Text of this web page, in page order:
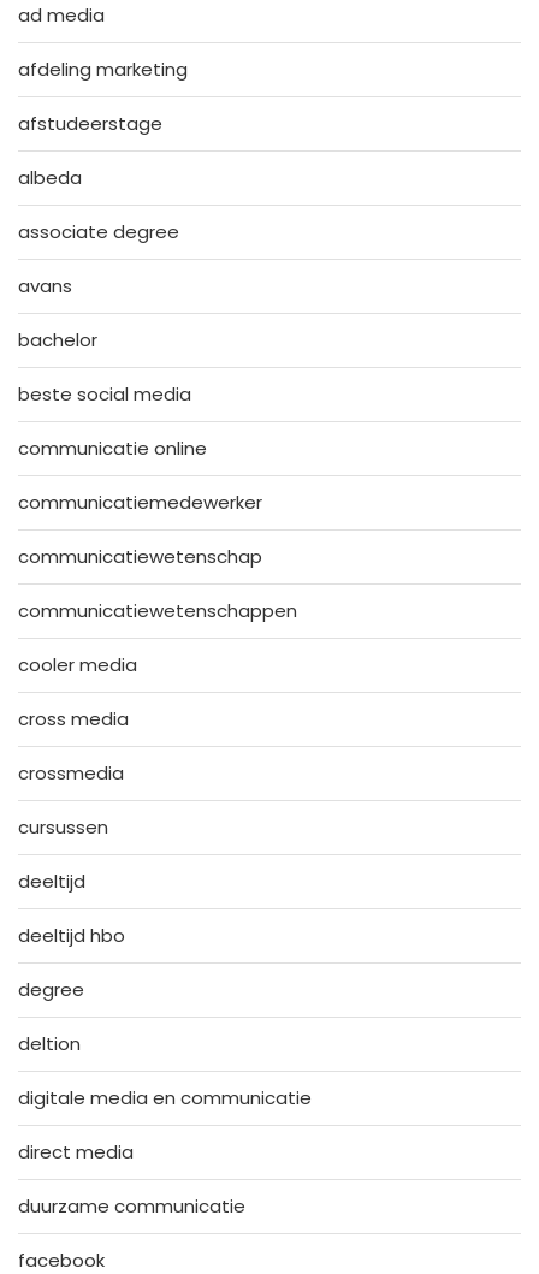
ad media
afdeling marketing
afstudeerstage
albeda
associate degree
avans
bachelor
beste social media
communicatie online
communicatiemedewerker
communicatiewetenschap
communicatiewetenschappen
cooler media
cross media
crossmedia
cursussen
deeltijd
deeltijd hbo
degree
deltion
digitale media en communicatie
direct media
duurzame communicatie
facebook